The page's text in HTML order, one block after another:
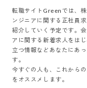
転職サイトGreenでは、
ンジニア に関する正社員
紹介していく予定です。
ア に関する新着求人をは
立つ情報などあなたにあ
す。
今すぐの人も、これから
をオススメします。